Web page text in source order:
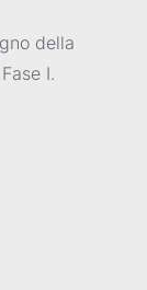
della
I.